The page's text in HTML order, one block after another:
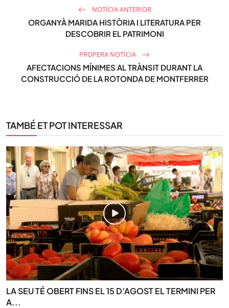
NOTÍCIA ANTERIOR
ORGANYÀ MARIDA HISTÒRIA I LITERATURA PER
DESCOBRIR EL PATRIMONI
PROPERA NOTÍCIA
AFECTACIONS MÍNIMES AL TRÀNSIT DURANT LA
CONSTRUCCIÓ DE LA ROTONDA DE MONTFERRER
TAMBÉ ET POT INTERESSAR
LA SEU TÉ OBERT FINS EL 15 D’AGOST EL TERMINI PER
A...